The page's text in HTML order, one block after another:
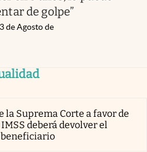
de golpe”
de Agosto de
la Suprema Corte a favor de
deberá devolver el
beneficiario